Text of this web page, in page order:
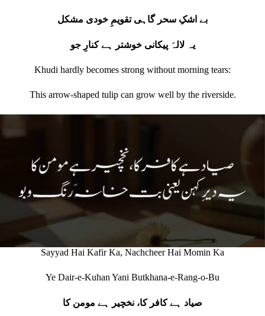
بے اشکِ سحر گاہی تقویمِ خودی مشکل
یہ لالہَ پیکانی خوشتر ہے کنارِ جو
Khudi hardly becomes strong without morning tears:
This arrow‐shaped tulip can grow well by the riverside.
Sayyad Hai Kafir Ka, Nachcheer Hai Momin Ka
Ye Dair-e-Kuhan Yani Butkhana-e-Rang-o-Bu
صیاد ہے کافر کا، نخچیر ہے مومن کا